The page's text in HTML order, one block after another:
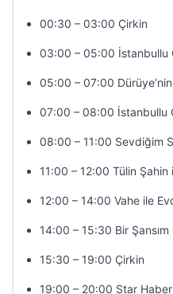
00:30 – 03:00 Çirkin
03:00 – 05:00 İstanbullu
05:00 – 07:00
07:00 – 08:00 İstanbullu
08:00 – 11:00 Sevdiğim
11:00 – 12:00 Tülin Şahin
12:00 – 14:00 Vahe ile
14:00 – 15:30 Bir Şansım
15:30 – 19:00 Çirkin
19:00 – 20:00 Star Haber